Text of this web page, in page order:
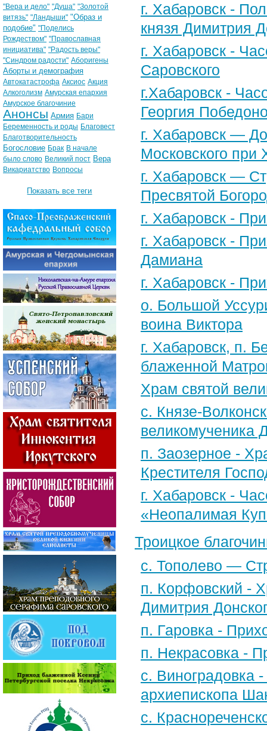
г. Хабаровск -
князя Димитрия
г. Хабаровск -
Саровского
г.Хабаровск -
Георгия
г. Хабаровск —
Московского при
г. Хабаровск —
Пресвятой
г. Хабаровск -
г. Хабаровск -
Дамиана
г. Хабаровск -
о. Большой
воина Виктора
г. Хабаровск, п.
блаженной
Храм святой
с. Князе-
великомученика
п. Заозерное -
Крестителя
г. Хабаровск -
«Неопалимая
Троицкое
с. Тополево —
п. Корфовский -
Димитрия
п. Гаровка -
п. Некрасовка -
с. Виноградовка
архиепископа
с.
"Вера и дело" "Душа" "Золотой
витязь" "Ландыши" "Образ и
подобие" "Поделись
Рождеством" "Православная
инициатива" "Радость веры"
"Синдром радости" Аборигены
Аборты и демография
Автокатастрофа Аксиос Акция
Алкоголизм Амурская епархия
Амурское благочиние
Анонсы Армия Бари
Беременность и роды Благовест
Благотворительность
Богословие Брак В начале
было слово Великий пост Вера
Викариатство Вопросы
Показать все теги